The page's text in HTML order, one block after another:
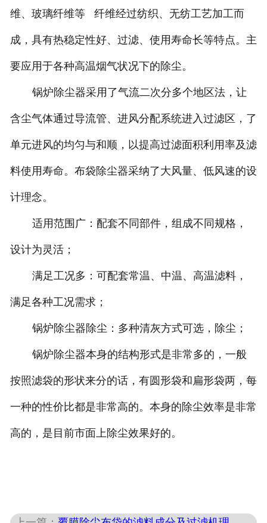
维、玻璃纤维等 纤维经过纺织、无纺工艺加工而
成，具有热稳定性好、过滤、使用寿命长等特点。主
要应用于各种高温烟气状况下的除尘。
锅炉除尘器采用了气流二次分多个地区法，让
含尘气体通过导流管、进风分配系统进入过滤区，了
单元进风的均匀与和顺，以提高过滤面积利用率及滤
料使用寿命。布袋除尘器采纳了大风量、低风速的设
计理念。
适用范围广：配套不同部件，组成不同规格，
设计为灵活；
满足工况多：可配套常温、中温、高温滤料，
满足各种工况需求；
锅炉除尘器除尘：多种清灰方式可选，除尘；
锅炉除尘器本身的结构形式是非常多的，一般
按照滤袋的形状来分的话，有圆形袋和扁形袋两，每
一种的性价比都是非常高的。本身的除尘效率是非常
高的，是目前市面上除尘效果好的。